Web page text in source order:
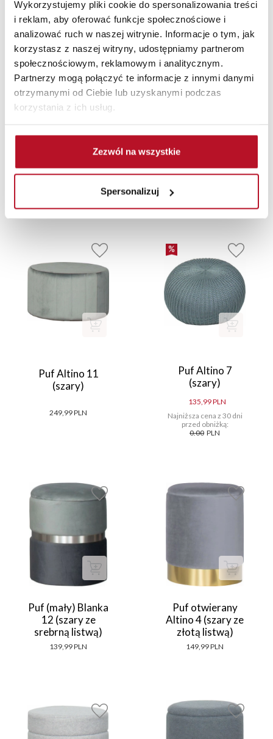
Wykorzystujemy pliki cookie do spersonalizowania treści
i reklam, aby oferować funkcje społecznościowe i
analizować ruch w naszej witrynie. Informacje o tym, jak
korzystasz z naszej witryny, udostępniamy partnerom
społecznościowym, reklamowym i analitycznym.
Partnerzy mogą połączyć te informacje z innymi danymi
otrzymanymi od Ciebie lub uzyskanymi podczas
korzystania z ich usług.
Zezwól na wszystkie
Spersonalizuj
AFRODYTA
(naturis szary)
Najniższa cena z 30 dni
srebrną listwą)
139,99 PLN
Puf Altino 11
(szary)
249,99 PLN
Puf Altino 7
(szary)
135,99 PLN
Najniższa cena z 30 dni
przed obniżką:
0.00 PLN
Puf (mały) Blanka
12 (szary ze
srebrną listwą)
139,99 PLN
Puf otwierany
Altino 4 (szary ze
złotą listwą)
149,99 PLN